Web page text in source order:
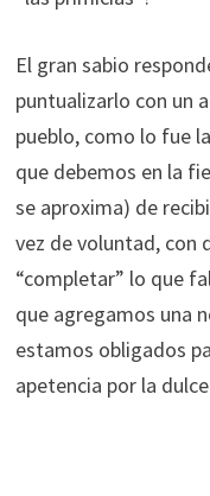
El gran sabio
puntualizarlo con un
pueblo, como lo fue
que debemos en la
se aproxima) de
vez de voluntad, con
“completar” lo que
que agregamos una
estamos obligados
apetencia por la